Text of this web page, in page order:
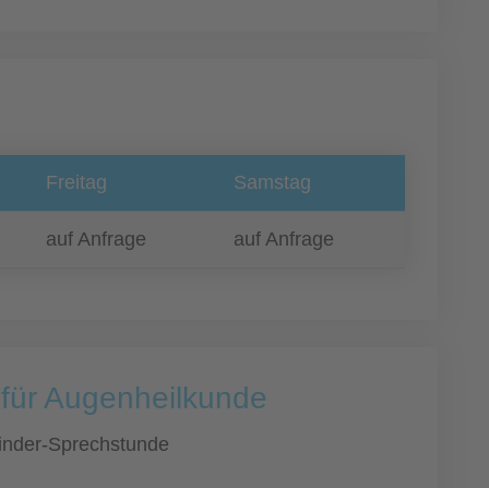
Freitag Samstag
auf Anfrage auf Anfrage
Augenheilkunde
Sprechstunde